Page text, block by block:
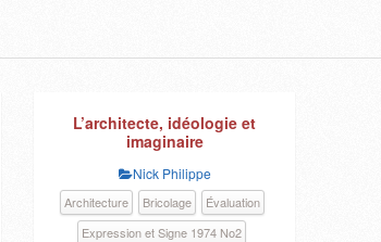
L’architecte, idéologie et
imaginaire
Nick Philippe
Architecture Bricolage
Évaluation
Expression et Signe 1974 No2